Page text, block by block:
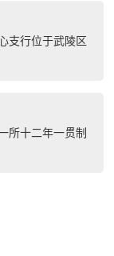
行位于武陵区
十二年一贯制